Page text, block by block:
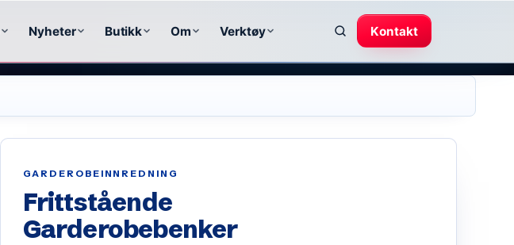
Nyheter Butikk Om Verktøy Kontakt
GARDEROBEINNREDNING
Frittstående
Garderobebenker